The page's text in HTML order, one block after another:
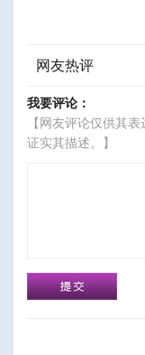
网友热评
我要评论：
【网友评论仅供其
证实其描述。】